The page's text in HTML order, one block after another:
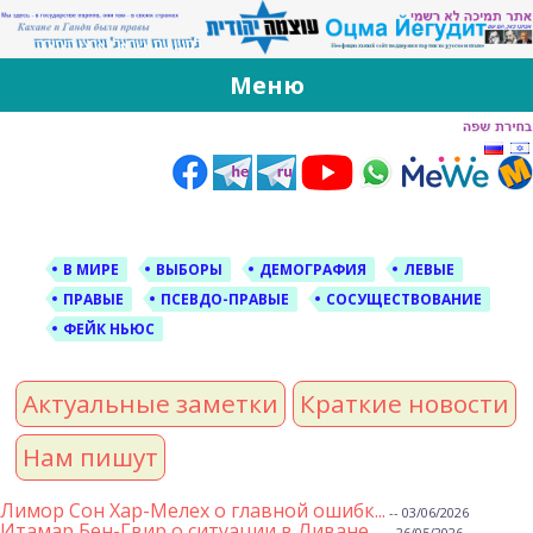
За Оцма Йегудит
עוצמה יהודית ברוסית ובעברית
Меню
В МИРЕ ВЫБОРЫ ДЕМОГРАФИЯ
ЛЕВЫЕ
ПРАВЫЕ
ПСЕВДО-ПРАВЫЕ
СОСУЩЕСТВОВАНИЕ
ФЕЙК НЬЮС
Актуальные заметки
Краткие новости
Нам пишут
Лимор Сон Хар-Мелех о главной ошибк... -- 03/06/2026